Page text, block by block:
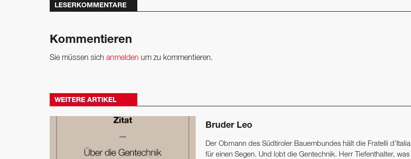
LESERKOMMENTARE
Kommentieren
Sie müssen sich anmelden um zu kommentieren.
WEITERE ARTIKEL
Bruder Leo
Der Obmann des Südtiroler Bauernbundes hält die Fratelli d’Italia
für einen Segen. Und lobt die Gentechnik. Herr Tiefenthalter, was